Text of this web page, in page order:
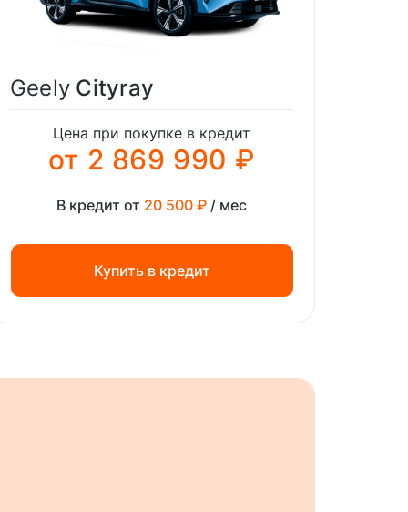
Geely Cityray
Цена при покупке в кредит
от 2 869 990 ₽
В кредит от 20 500 ₽/ мес
Купить в кредит